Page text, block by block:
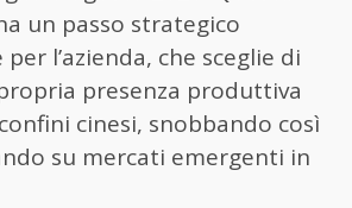
un passo strategico
l’azienda, che sceglie di
presenza produttiva
cinesi, snobbando così
su mercati emergenti in